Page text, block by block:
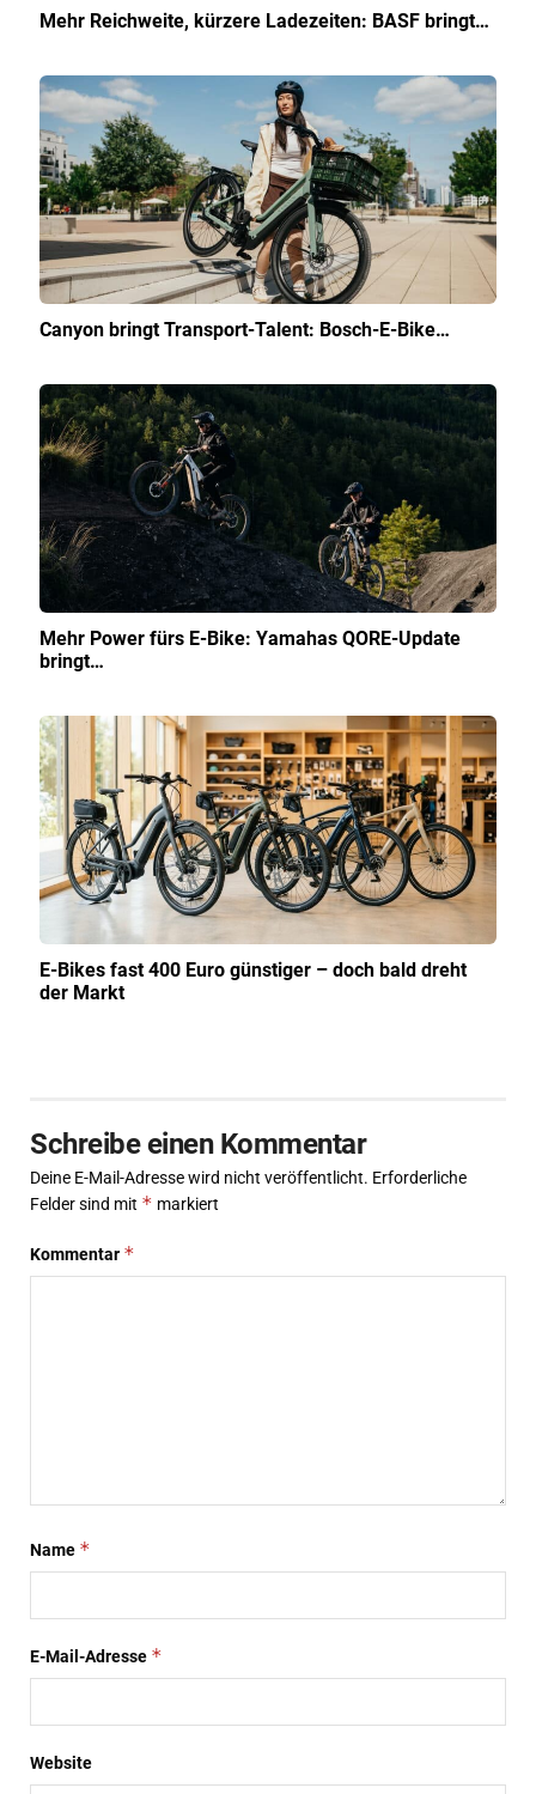
Mehr Reichweite, kürzere Ladezeiten: BASF bringt…
Canyon bringt Transport-Talent: Bosch-E-Bike…
Mehr Power fürs E-Bike: Yamahas QORE-Update
bringt…
E-Bikes fast 400 Euro günstiger – doch bald dreht
der Markt
Schreibe einen Kommentar
Deine E-Mail-Adresse wird nicht veröffentlicht. Erforderliche
Felder sind mit * markiert
Kommentar *
Name *
E-Mail-Adresse *
Website